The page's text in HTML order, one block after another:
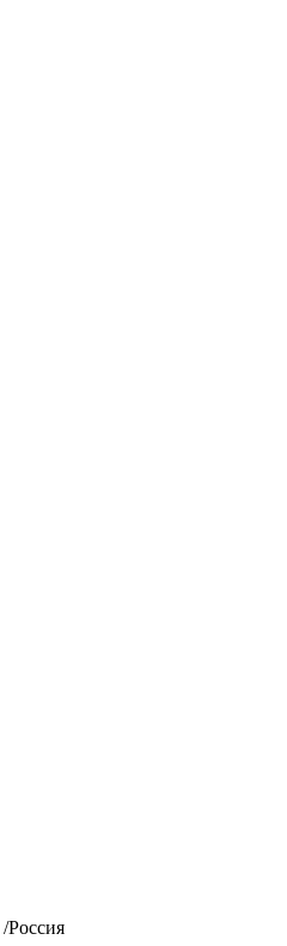
/Россия